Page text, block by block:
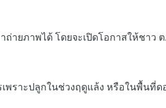
ยภาพได้ โดยจะเปิดโอกาสให้ชาว
ราะปลูกในช่วงฤดูแล้ง หรือในพื้นที่